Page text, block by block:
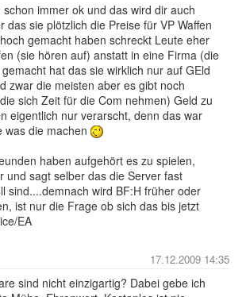
immer ok und das wird dir auch
das sie plötzlich die Preise für VP Waffen
gemacht haben schreckt Leute eher
(sie hören auf) anstatt in eine Firma (die
hat das sie wirklich nur auf GEld
zwar die meisten aber es gibt noch
sich Zeit für die Com nehmen) Geld zu
eigentlich nur verarscht, denn das war
was die machen
haben aufgehört es zu spielen,
und sagt selber das die Server fast
sind....demnach wird BF:H früher oder
ist nur die Frage ob sich das bis jetzt
EA
17.12.2009 14:35
sind nicht einzigartig? Dabei gebe ich